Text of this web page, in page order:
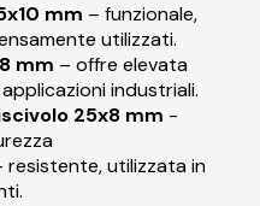
mm – funzionale,
utilizzati.
mm – offre elevata
industriali.
25x8 mm -
resistente, utilizzata in